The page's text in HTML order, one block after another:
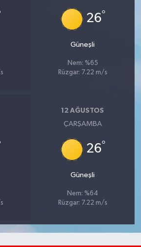
26°
Güneşli
Nem: %65
Rüzgar: 7.22 m/s
12 AĞUSTOS
ÇARŞAMBA
26°
Güneşli
Nem: %64
Rüzgar: 7.22 m/s